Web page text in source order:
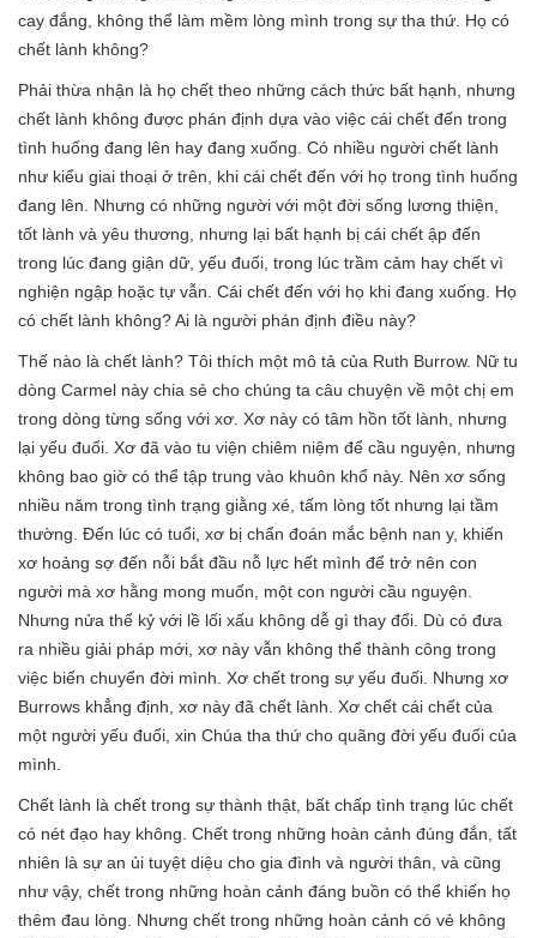
cay đắng, không thể làm mềm lòng mình trong sự tha thứ. Họ có
chết lành không?
Phải thừa nhận là họ chết theo những cách thức bất hạnh, nhưng
chết lành không được phán định dựa vào việc cái chết đến trong
tình huống đang lên hay đang xuống. Có nhiều người chết lành
như kiểu giai thoại ở trên, khi cái chết đến với họ trong tình huống
đang lên. Nhưng có những người với một đời sống lương thiện,
tốt lành và yêu thương, nhưng lại bất hạnh bị cái chết ập đến
trong lúc đang giận dữ, yếu đuối, trong lúc trầm cảm hay chết vì
nghiện ngập hoặc tự vẫn. Cái chết đến với họ khi đang xuống. Họ
có chết lành không? Ai là người phán định điều này?
Thế nào là chết lành? Tôi thích một mô tả của Ruth Burrow. Nữ tu
dòng Carmel này chia sẻ cho chúng ta câu chuyện về một chị em
trong dòng từng sống với xơ. Xơ này có tâm hồn tốt lành, nhưng
lại yếu đuối. Xơ đã vào tu viện chiêm niệm để cầu nguyện, nhưng
không bao giờ có thể tập trung vào khuôn khổ này. Nên xơ sống
nhiều năm trong tình trạng giằng xé, tấm lòng tốt nhưng lại tầm
thường. Đến lúc có tuổi, xơ bị chẩn đoán mắc bệnh nan y, khiến
xơ hoảng sợ đến nỗi bắt đầu nỗ lực hết mình để trở nên con
người mà xơ hằng mong muốn, một con người cầu nguyện.
Nhưng nửa thế kỷ với lề lối xấu không dễ gì thay đổi. Dù có đưa
ra nhiều giải pháp mới, xơ này vẫn không thể thành công trong
việc biến chuyển đời mình. Xơ chết trong sự yếu đuối. Nhưng xơ
Burrows khẳng định, xơ này đã chết lành. Xơ chết cái chết của
một người yếu đuối, xin Chúa tha thứ cho quãng đời yếu đuối của
mình.
Chết lành là chết trong sự thành thật, bất chấp tình trạng lúc chết
có nét đạo hay không. Chết trong những hoàn cảnh đúng đắn, tất
nhiên là sự an ủi tuyệt diệu cho gia đình và người thân, và cũng
như vậy, chết trong những hoàn cảnh đáng buồn có thể khiến họ
thêm đau lòng. Nhưng chết trong những hoàn cảnh có vẻ không